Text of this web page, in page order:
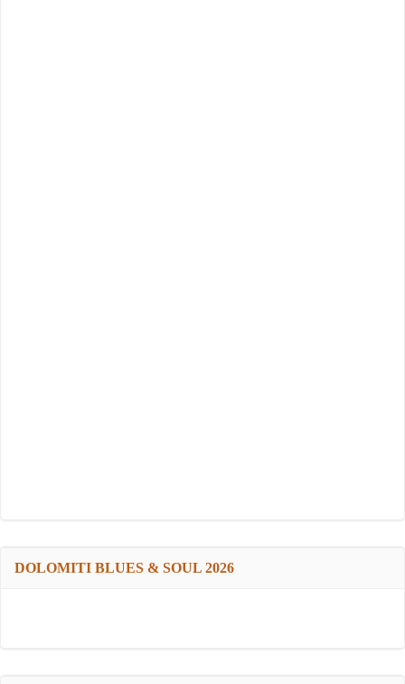
DOLOMITI BLUES & SOUL 2026